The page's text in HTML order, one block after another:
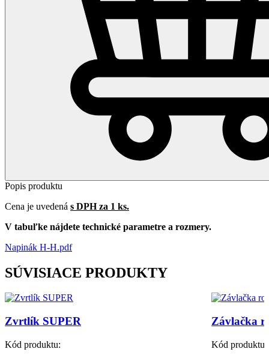
Popis produktu
Cena je uvedená s DPH za 1 ks.
V tabuľke nájdete technické parametre a rozmery.
Napinák H-H.pdf
SÚVISIACE PRODUKTY
Zvrtlík SUPER
Kód produktu:
Závlačka
Kód produktu: